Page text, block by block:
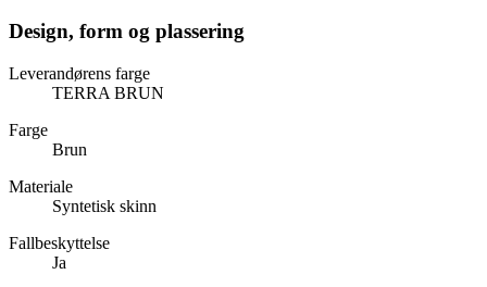
Design, form og plassering
Leverandørens farge
TERRA BRUN
Farge
Brun
Materiale
Syntetisk skinn
Fallbeskyttelse
Ja